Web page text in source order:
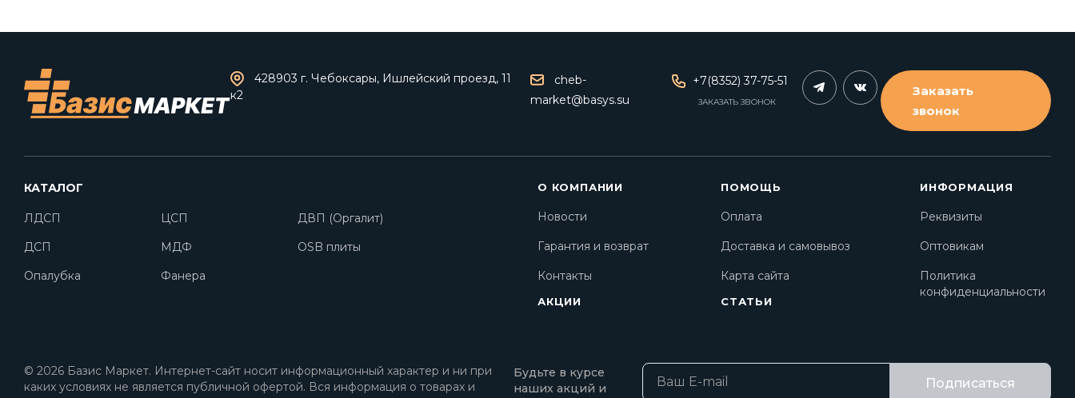
428903 г. Чебоксары, Ишлейский проезд, 11
к2
cheb-
market@basys.su
+7(8352) 37-75-51
ЗАКАЗАТЬ ЗВОНОК
Заказать
звонок
КАТАЛОГ
ЛДСП ЦСП
ДВП (Оргалит)
ДСП
МДФ
OSB плиты
Опалубка
Фанера
О КОМПАНИИ
Новости
Гарантия и возврат
Контакты
АКЦИИ
ПОМОЩЬ
Оплата
Доставка и самовывоз
Карта сайта
СТАТЬИ
ИНФОРМАЦИЯ
Реквизиты
Оптовикам
Политика
конфиденциальности
Будьте в курсе
наших акций и
Подписаться
© 2026 Базис Маркет. Интернет-сайт носит информационный характер и ни при
каких условиях не является публичной офертой. Вся информация о товарах и